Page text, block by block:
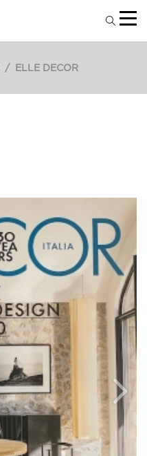
/ ELLE DECOR